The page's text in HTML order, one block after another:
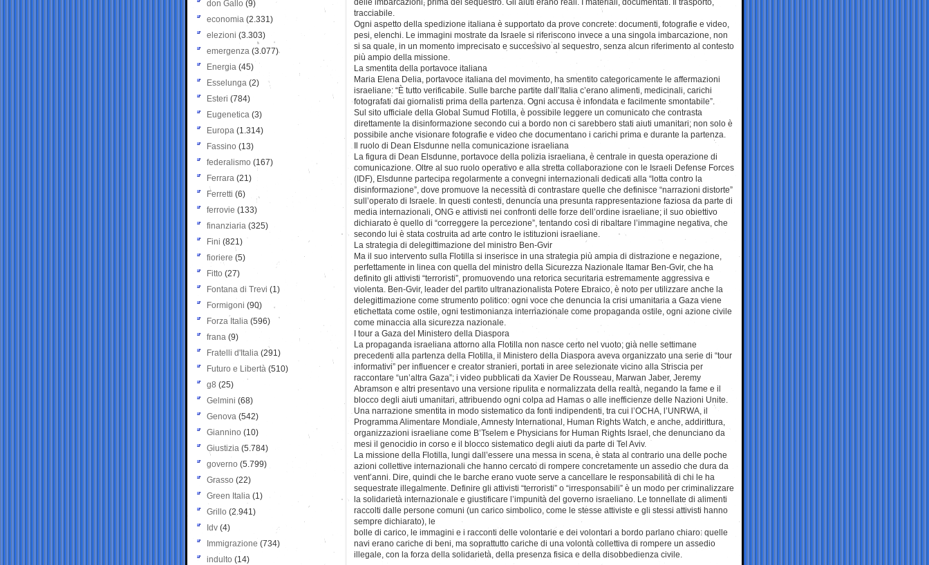
delle imbarcazioni, prima del sequestro. Gli aiuti erano reali. I materiali, documentati. Il trasporto,
tracciabile.
Ogni aspetto della spedizione italiana è supportato da prove concrete: documenti, fotografie e video,
pesi, elenchi. Le immagini mostrate da Israele si riferiscono invece a una singola imbarcazione, non
si sa quale, in un momento imprecisato e successivo al sequestro, senza alcun riferimento al contesto
più ampio della missione.
La smentita della portavoce italiana
Maria Elena Delia, portavoce italiana del movimento, ha smentito categoricamente le affermazioni
israeliane: “È tutto verificabile. Sulle barche partite dall’Italia c’erano alimenti, medicinali, carichi
fotografati dai giornalisti prima della partenza. Ogni accusa è infondata e facilmente smontabile”.
Sul sito ufficiale della Global Sumud Flotilla, è possibile leggere un comunicato che contrasta
direttamente la disinformazione secondo cui a bordo non ci sarebbero stati aiuti umanitari; non solo è
possibile anche visionare fotografie e video che documentano i carichi prima e durante la partenza.
Il ruolo di Dean Elsdunne nella comunicazione israeliana
La figura di Dean Elsdunne, portavoce della polizia israeliana, è centrale in questa operazione di
comunicazione. Oltre al suo ruolo operativo e alla stretta collaborazione con le Israeli Defense Forces
(IDF), Elsdunne partecipa regolarmente a convegni internazionali dedicati alla “lotta contro la
disinformazione”, dove promuove la necessità di contrastare quelle che definisce “narrazioni distorte”
sull’operato di Israele. In questi contesti, denuncia una presunta rappresentazione faziosa da parte di
media internazionali, ONG e attivisti nei confronti delle forze dell’ordine israeliane; il suo obiettivo
dichiarato è quello di “correggere la percezione”, tentando così di ribaltare l’immagine negativa, che
secondo lui è stata costruita ad arte contro le istituzioni israeliane.
La strategia di delegittimazione del ministro Ben-Gvir
Ma il suo intervento sulla Flotilla si inserisce in una strategia più ampia di distrazione e negazione,
perfettamente in linea con quella del ministro della Sicurezza Nazionale Itamar Ben-Gvir, che ha
definito gli attivisti “terroristi”, promuovendo una retorica securitaria estremamente aggressiva e
violenta. Ben-Gvir, leader del partito ultranazionalista Potere Ebraico, è noto per utilizzare anche la
delegittimazione come strumento politico: ogni voce che denuncia la crisi umanitaria a Gaza viene
etichettata come ostile, ogni testimonianza internazionale come propaganda ostile, ogni azione civile
come minaccia alla sicurezza nazionale.
I tour a Gaza del Ministero della Diaspora
La propaganda israeliana attorno alla Flotilla non nasce certo nel vuoto; già nelle settimane
precedenti alla partenza della Flotilla, il Ministero della Diaspora aveva organizzato una serie di “tour
informativi” per influencer e creator stranieri, portati in aree selezionate vicino alla Striscia per
raccontare “un’altra Gaza”; i video pubblicati da Xavier De Rousseau, Marwan Jaber, Jeremy
Abramson e altri presentavo una versione ripulita e normalizzata della realtà, negando la fame e il
blocco degli aiuti umanitari, attribuendo ogni colpa ad Hamas o alle inefficienze delle Nazioni Unite.
Una narrazione smentita in modo sistematico da fonti indipendenti, tra cui l’OCHA, l’UNRWA, il
Programma Alimentare Mondiale, Amnesty International, Human Rights Watch, e anche, addirittura,
organizzazioni israeliane come B’Tselem e Physicians for Human Rights Israel, che denunciano da
mesi il genocidio in corso e il blocco sistematico degli aiuti da parte di Tel Aviv.
La missione della Flotilla, lungi dall’essere una messa in scena, è stata al contrario una delle poche
azioni collettive internazionali che hanno cercato di rompere concretamente un assedio che dura da
vent’anni. Dire, quindi che le barche erano vuote serve a cancellare le responsabilità di chi le ha
sequestrate illegalmente. Definire gli attivisti “terroristi” o “irresponsabili” è un modo per criminalizzare
la solidarietà internazionale e giustificare l’impunità del governo israeliano. Le tonnellate di alimenti
raccolti dalle persone comuni (un carico simbolico, come le stesse attiviste e gli stessi attivisti hanno
sempre dichiarato), le
bolle di carico, le immagini e i racconti delle volontarie e dei volontari a bordo parlano chiaro: quelle
navi erano cariche di beni, ma soprattutto cariche di una volontà collettiva di rompere un assedio
illegale, con la forza della solidarietà, della presenza fisica e della disobbedienza civile.
don Gallo (9)
economia (2.331)
elezioni (3.303)
emergenza (3.077)
Energia (45)
Esselunga (2)
Esteri (784)
Eugenetica (3)
Europa (1.314)
Fassino (13)
federalismo (167)
Ferrara (21)
Ferretti (6)
ferrovie (133)
finanziaria (325)
Fini (821)
fioriere (5)
Fitto (27)
Fontana di Trevi (1)
Formigoni (90)
Forza Italia (596)
frana (9)
Fratelli d'Italia (291)
Futuro e Libertà (510)
g8 (25)
Gelmini (68)
Genova (542)
Giannino (10)
Giustizia (5.784)
governo (5.799)
Grasso (22)
Green Italia (1)
Grillo (2.941)
Idv (4)
Immigrazione (734)
indulto (14)